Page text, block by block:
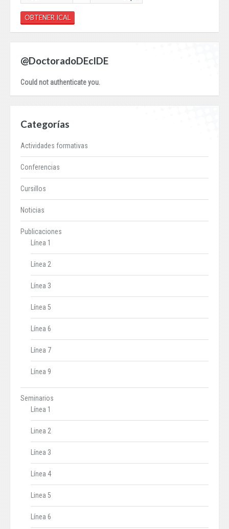
OBTENER ICAL
@DoctoradoDEcIDE
Could not authenticate you.
Categorías
Actividades formativas
Conferencias
Cursillos
Noticias
Publicaciones
Línea 1
Línea 2
Línea 3
Línea 5
Línea 6
Línea 7
Línea 9
Seminarios
Línea 1
Linea 2
Línea 3
Línea 4
Linea 5
Línea 6